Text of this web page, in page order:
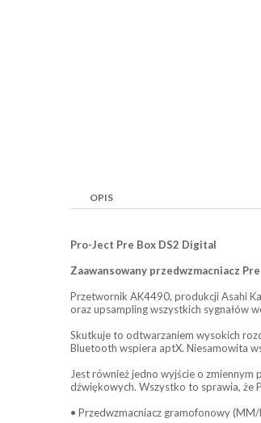
OPIS
Pro-Ject Pre Box DS2 Digital
Zaawansowany przedwzmacniacz
Przetwornik AK4490, produkcji Asahi
oraz upsampling wszystkich sygnałów
Skutkuje to odtwarzaniem wysokich
Bluetooth wspiera aptX. Niesamowita
Jest również jedno wyjście o
dźwiękowych. Wszystko to sprawia, że
• Przedwzmacniacz gramofonowy (MM/